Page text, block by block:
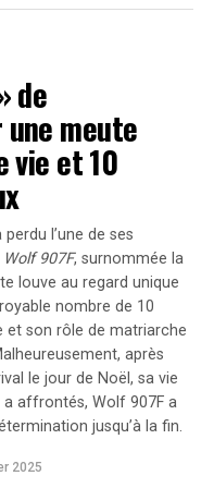
notables. La
mener à des
étude récente a
que les
mal interprétées. De
peut nuire aux
passent moins
mentale
sociaux a également
Des recherches
passent plus de trois
sont plus
d’anxiété et de
souvent
étrange, le
les Cœurs
éruption, les
retrouvées dans des
a révélé que
situé sur l’île
îles Kouriles
Pendant la guerre
un cratère
base secrète
2024 dans la revue
encore à découvrir
de
meute
vie et 10
perdu l’une de ses
Wolf 907F, surnommée la
louve au regard unique
nombre de 10
et son rôle de matriarche
après
le jour de Noël, sa vie
a affrontés, Wolf 907F a
jusqu’à la fin.
2025